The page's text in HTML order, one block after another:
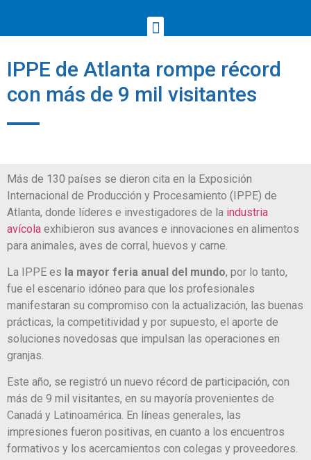
IPPE de Atlanta rompe récord
con más de 9 mil visitantes
Más de 130 países se dieron cita en la Exposición
Internacional de Producción y Procesamiento (IPPE) de
Atlanta, donde líderes e investigadores de la industria
avícola exhibieron sus avances e innovaciones en alimentos
para animales, aves de corral, huevos y carne.
La IPPE es la mayor feria anual del mundo, por lo tanto,
fue el escenario idóneo para que los profesionales
manifestaran su compromiso con la actualización, las buenas
prácticas, la competitividad y por supuesto, el aporte de
soluciones novedosas que impulsan las operaciones en
granjas.
Este año, se registró un nuevo récord de participación, con
más de 9 mil visitantes, en su mayoría provenientes de
Canadá y Latinoamérica. En líneas generales, las
impresiones fueron positivas, en cuanto a los encuentros
formativos y los acercamientos con colegas y proveedores.